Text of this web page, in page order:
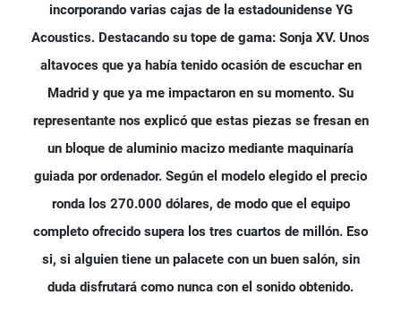
incorporando varias cajas de la estadounidense YG
Acoustics. Destacando su tope de gama: Sonja XV. Unos
altavoces que ya había tenido ocasión de escuchar en
Madrid y que ya me impactaron en su momento. Su
representante nos explicó que estas piezas se fresan en
un bloque de aluminio macizo mediante maquinaría
guiada por ordenador. Según el modelo elegido el precio
ronda los 270.000 dólares, de modo que el equipo
completo ofrecido supera los tres cuartos de millón. Eso
si, si alguien tiene un palacete con un buen salón, sin
duda disfrutará como nunca con el sonido obtenido.